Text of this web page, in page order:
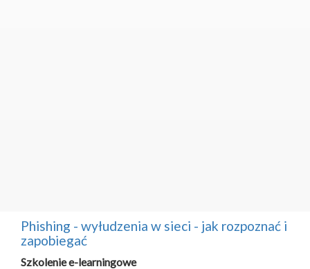
Phishing - wyłudzenia w sieci - jak rozpoznać i
zapobiegać
Szkolenie e-learningowe